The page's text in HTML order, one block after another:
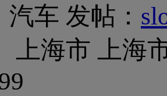
汽车 发帖：
上海市 上海